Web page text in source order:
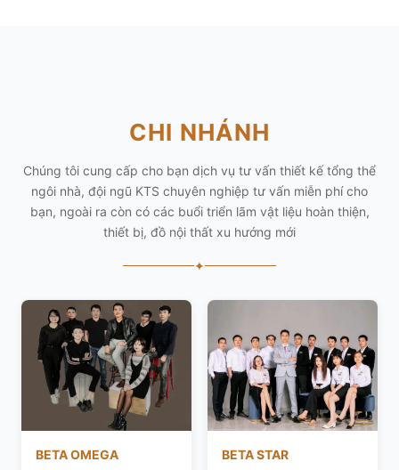
CHI NHÁNH
Chúng tôi cung cấp cho bạn dịch vụ tư vấn thiết kế tổng thể
ngôi nhà, đội ngũ KTS chuyên nghiệp tư vấn miễn phí cho
bạn, ngoài ra còn có các buổi triển lãm vật liệu hoàn thiện,
thiết bị, đồ nội thất xu hướng mới
✦
BETA OMEGA BETA STAR